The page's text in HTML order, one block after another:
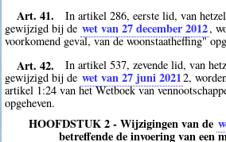
Art. 41.
In artikel 286, eerste lid, van
gewijzigd bij de wet van 27 december 2012,
voorkomend geval, van de woonstaatheffing"
Art. 42.
In artikel 537, zevende lid, van
gewijzigd bij de wet van 27 juni 20212,
artikel 1:24 van het Wetboek van
opgeheven.
HOOFDSTUK 2 - Wijzigingen van de
betreffende de invoering van een